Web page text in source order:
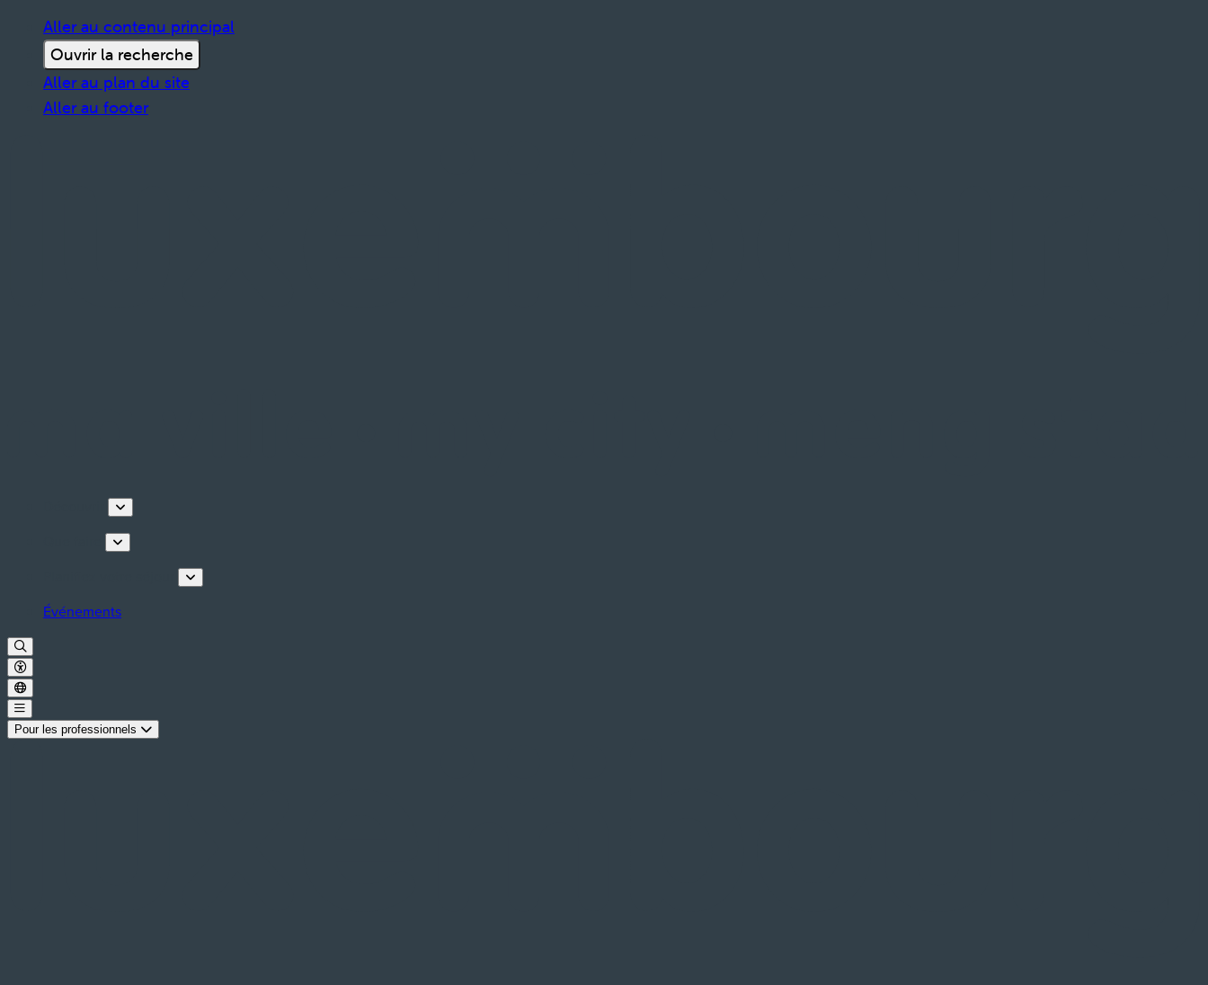
Aller au contenu principal
Ouvrir la recherche
Aller au plan du site
Aller au footer
Événements
Pour les professionnels